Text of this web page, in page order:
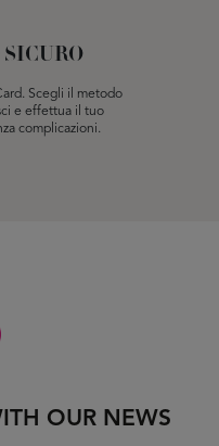
Scegli il metodo
e effettua il tuo
complicazioni.
OUR NEWS